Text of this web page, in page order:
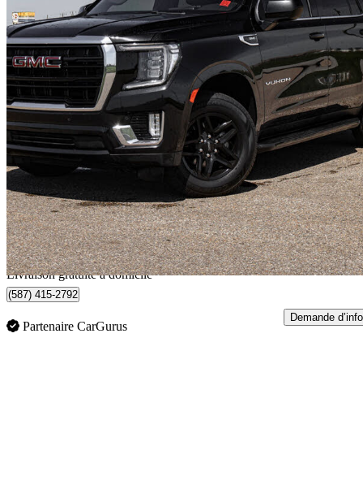
2021 GMC Yukon
SLE 4WD134 898 km
48 988 $ Affaire
859 $/mois env.
Livraison à domicile de Sherwood Park, AB
Livraison gratuite à domicile
(587) 415-2792
Partenaire CarGurus
Demande d’info